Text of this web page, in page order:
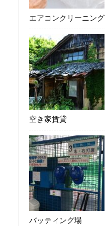
エアコンクリーニング
空き家賃貸
バッティング場